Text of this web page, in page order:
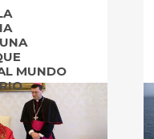
MUNDO